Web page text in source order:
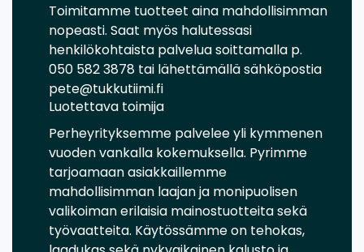
Toimitamme tuotteet aina mahdollisimman
nopeasti. Saat myös halutessasi
henkilökohtaista palvelua soittamalla p.
050 582 3878 tai lähettämällä sähköpostia
pete@tukkutiimi.fi
Luotettava toimija
Perheyrityksemme palvelee yli kymmenen
vuoden vankalla kokemuksella. Pyrimme
tarjoamaan asiakkaillemme
mahdollisimman laajan ja monipuolisen
valikoiman erilaisia mainostuotteita sekä
työvaatteita. Käytössämme on tehokas,